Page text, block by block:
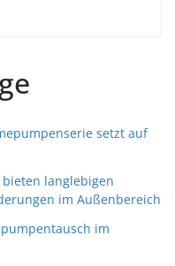
setzt auf
bieten langlebigen
im Außenbereich
im